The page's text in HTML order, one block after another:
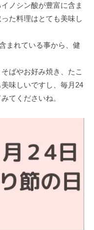
ノシン酸が豊富に含ま
た料理はとても美味し
まれている事から、健
ばやお好み焼き、たこ
味しいですし、毎月24
てくださいね。